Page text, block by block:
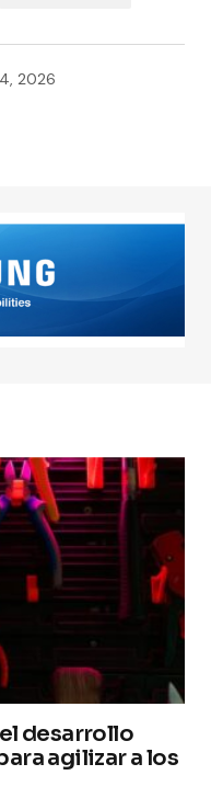
2026
no será
están
electrónico y web en
vez que
desarrollo
agilizar a los